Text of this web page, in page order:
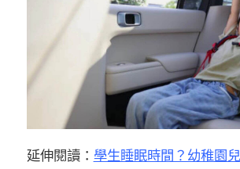
延伸閱讀： 學生睡眠時間？幼稚園